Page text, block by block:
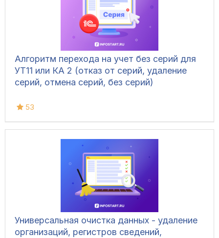
Алгоритм перехода на учет без серий для
УТ11 или КА 2 (отказ от серий, удаление
серий, отмена серий, без серий)
53
Универсальная очистка данных - удаление
организаций, регистров сведений,